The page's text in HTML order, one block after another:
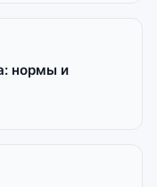
нормы и